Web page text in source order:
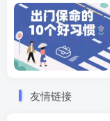
友情链接